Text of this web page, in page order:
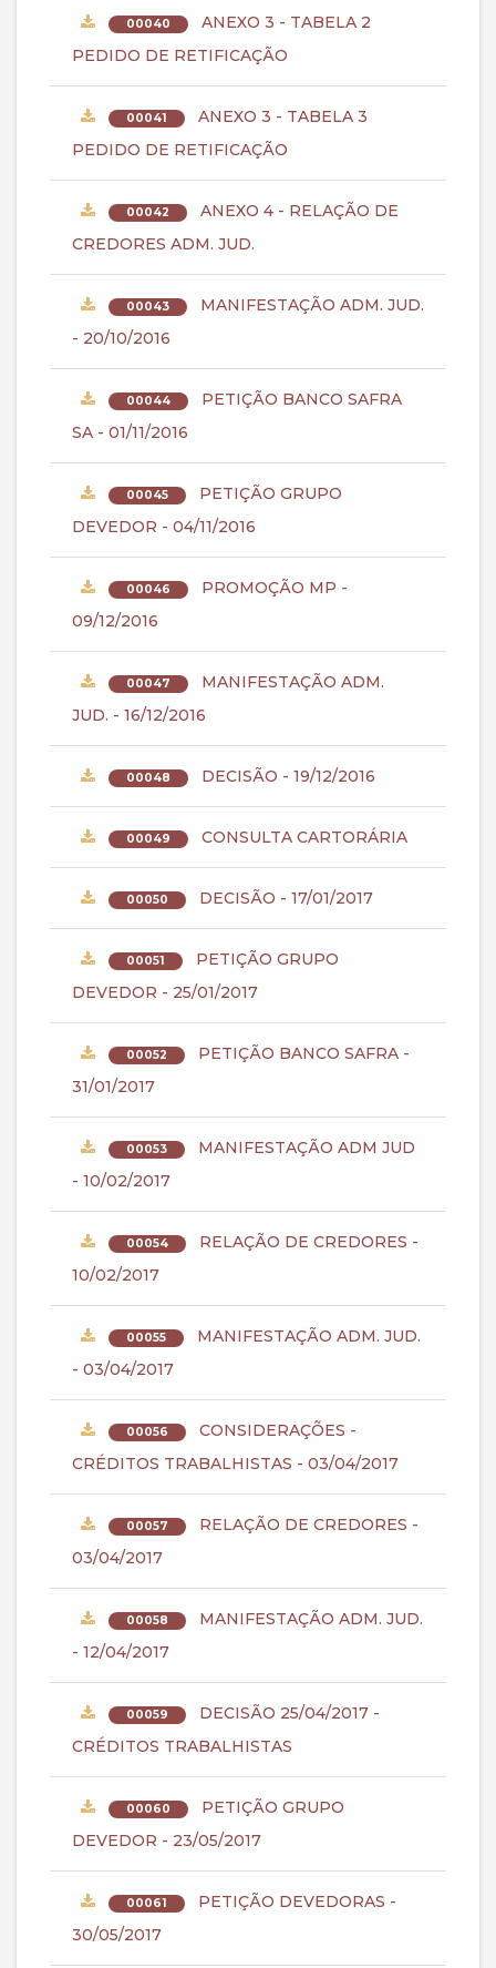
00040
ANEXO 3 - TABELA 2
PEDIDO DE RETIFICAÇÃO
00041
ANEXO 3 - TABELA 3
PEDIDO DE RETIFICAÇÃO
00042
ANEXO 4 - RELAÇÃO DE
CREDORES ADM. JUD.
00043
MANIFESTAÇÃO ADM. JUD.
- 20/10/2016
00044
PETIÇÃO BANCO SAFRA
SA - 01/11/2016
00045
PETIÇÃO GRUPO
DEVEDOR - 04/11/2016
00046
PROMOÇÃO MP -
09/12/2016
00047
MANIFESTAÇÃO ADM.
JUD. - 16/12/2016
00048 DECISÃO - 19/12/2016
00049 CONSULTA CARTORÁRIA
00050 DECISÃO - 17/01/2017
00051
PETIÇÃO GRUPO
DEVEDOR - 25/01/2017
00052
PETIÇÃO BANCO SAFRA -
31/01/2017
00053
MANIFESTAÇÃO ADM JUD
- 10/02/2017
00054
RELAÇÃO DE CREDORES -
10/02/2017
00055
MANIFESTAÇÃO ADM. JUD.
- 03/04/2017
00056
CONSIDERAÇÕES -
CRÉDITOS TRABALHISTAS - 03/04/2017
00057
RELAÇÃO DE CREDORES -
03/04/2017
00058
MANIFESTAÇÃO ADM. JUD.
- 12/04/2017
00059
DECISÃO 25/04/2017 -
CRÉDITOS TRABALHISTAS
00060
PETIÇÃO GRUPO
DEVEDOR - 23/05/2017
00061
PETIÇÃO DEVEDORAS -
30/05/2017